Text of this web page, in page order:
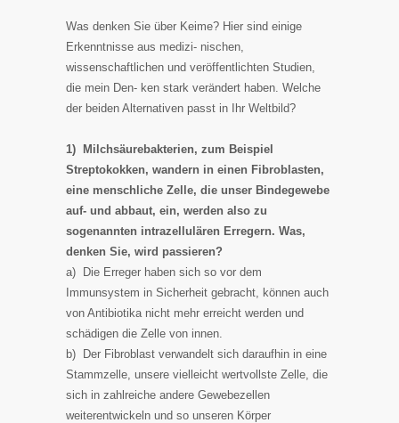
Was denken Sie über Keime? Hier sind einige
Erkenntnisse aus medizi- nischen,
wissenschaftlichen und veröffentlichten Studien,
die mein Den- ken stark verändert haben. Welche
der beiden Alternativen passt in Ihr Weltbild?
1) Milchsäurebakterien, zum Beispiel
Streptokokken, wandern in einen Fibroblasten,
eine menschliche Zelle, die unser Bindegewebe
auf- und abbaut, ein, werden also zu
sogenannten intrazellulären Erregern. Was,
denken Sie, wird passieren?
a) Die Erreger haben sich so vor dem
Immunsystem in Sicherheit gebracht, können auch
von Antibiotika nicht mehr erreicht werden und
schädigen die Zelle von innen.
b) Der Fibroblast verwandelt sich daraufhin in eine
Stammzelle, unsere vielleicht wertvollste Zelle, die
sich in zahlreiche andere Gewebezellen
weiterentwickeln und so unseren Körper